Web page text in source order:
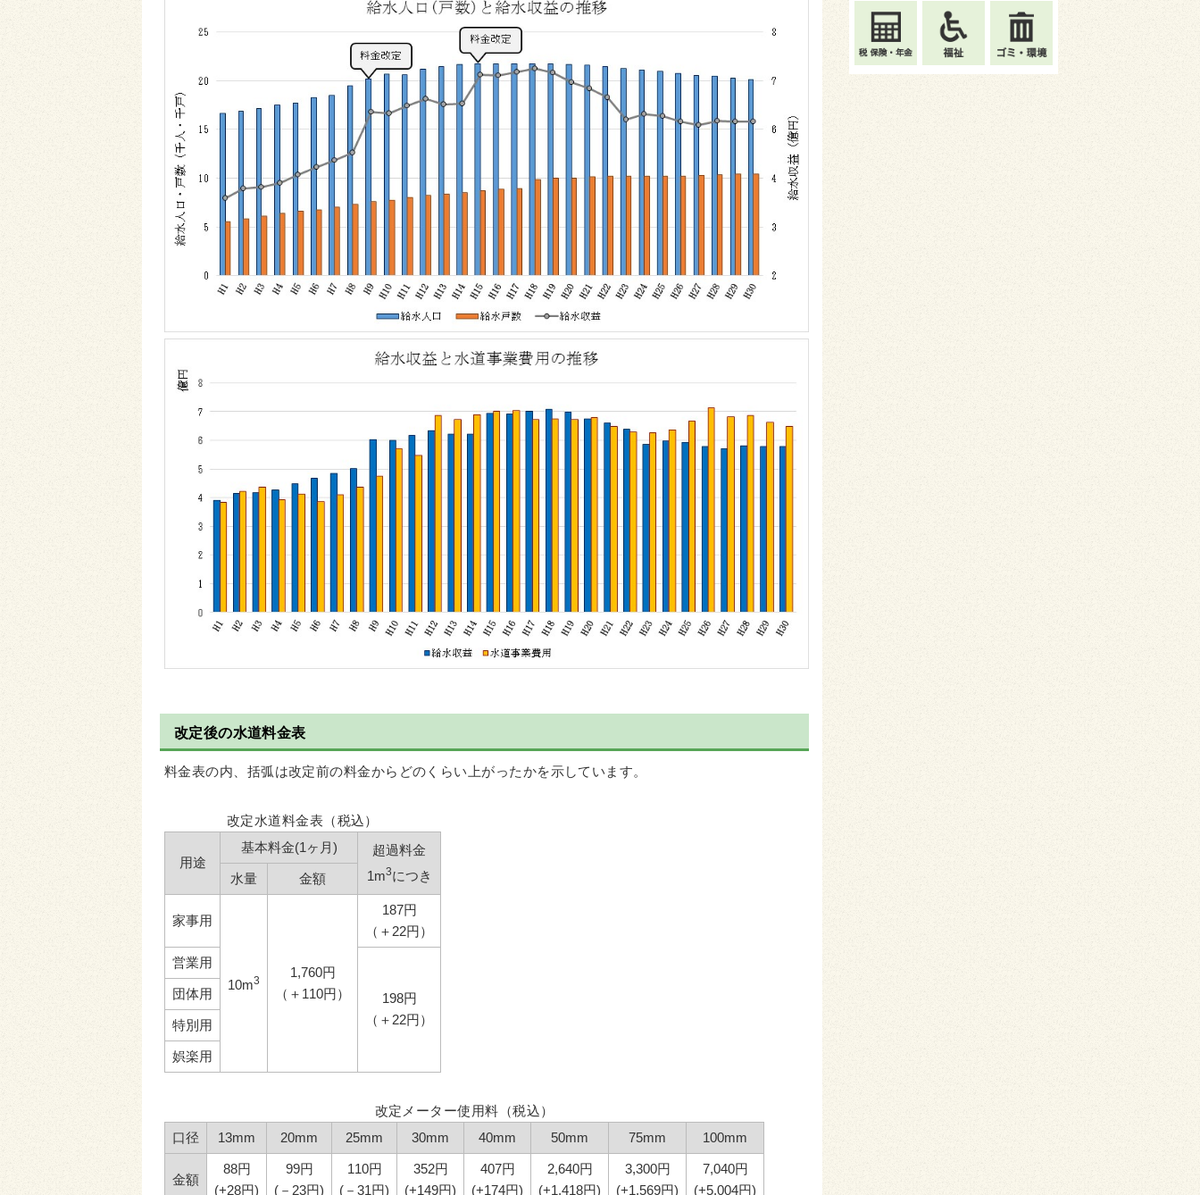
改定後の水道料金表
料金表の内、括弧は改定前の料金からどのくらい上がったかを示しています。
改定水道料金表（税込）
用途
基本料金(1ヶ月)
超過料金
1m3につき
水量 金額
家事用
10m3
1,760円
（＋110円）
187円
（＋22円）
営業用
198円
（＋22円）
団体用
特別用
娯楽用
改定メーター使用料（税込）
口径
13mm 20mm 25mm 30mm 40mm 50mm 75mm 100mm
金額
88円
(+28円)
99円
(－23円)
110円
(－31円)
352円
(+149円)
407円
(+174円)
2,640円
(+1,418円)
3,300円
(+1,569円)
7,040円
(+5,004円)